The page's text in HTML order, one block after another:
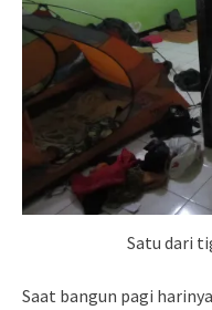
Satu dari
Saat bangun pagi